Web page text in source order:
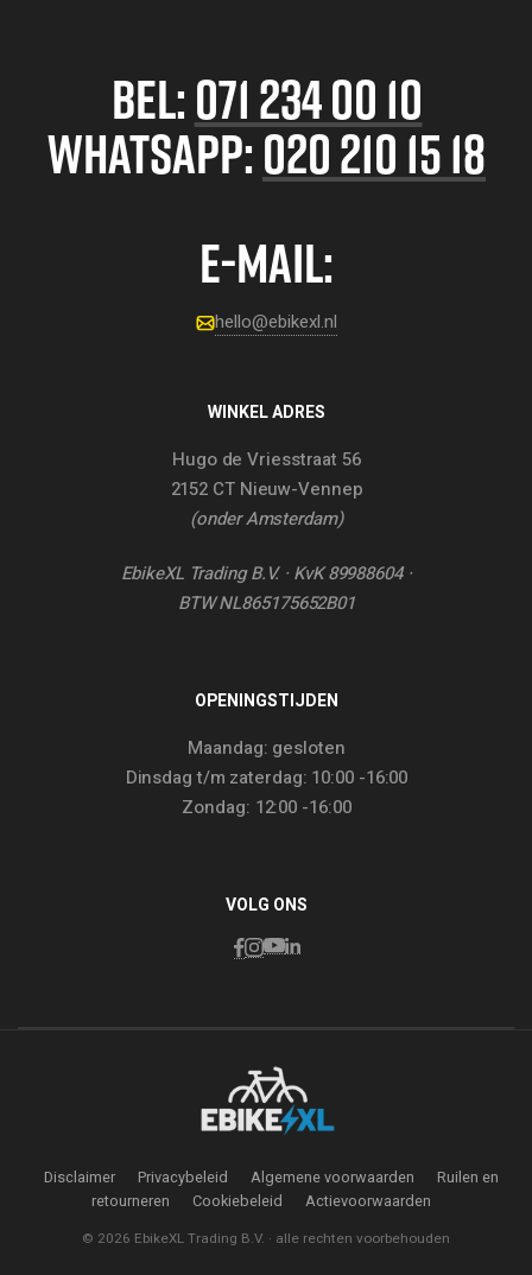
BEL: 071 234 00 10
WHATSAPP: 020 210 15 18
E-MAIL:
hello@ebikexl.nl
WINKEL ADRES
Hugo de Vriesstraat 56
2152 CT Nieuw-Vennep
(onder Amsterdam)
EbikeXL Trading B.V. · KvK 89988604 ·
BTW NL865175652B01
OPENINGSTIJDEN
Maandag: gesloten
Dinsdag t/m zaterdag: 10:00 -16:00
Zondag: 12:00 -16:00
VOLG ONS
Disclaimer Privacybeleid Algemene voorwaarden
Ruilen en
retourneren
Cookiebeleid Actievoorwaarden
© 2026 EbikeXL Trading B.V. · alle rechten voorbehouden